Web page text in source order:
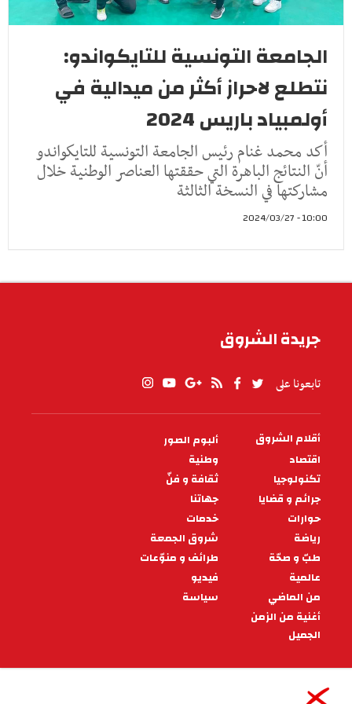
الجامعة التونسية للتايكواندو:
نتطلع لاحراز أكثر من ميدالية في
أولمبياد باريس 2024
أكد محمد غنام رئيس الجامعة التونسية للتايكواندو
أنّ النتائج الباهرة التي حققتها العناصر الوطنية خلال
مشاركتها في النسخة الثالثة
10:00 - 2024/03/27
جريدة الشروق
تابعونا على
PIED
DE
PAGE
أقلام الشروق
ألبوم الصور
اقتصاد
وطنية
تكنولوجيا
ثقافة و فنّ
جرائم و قضايا
جهاتنا
حوارات
خدمات
رياضة
شروق الجمعة
طبّ و صحّة
طرائف و منوّعات
عالمية
فيديو
من الماضي
سياسة
أغنية من الزمن
الجميل